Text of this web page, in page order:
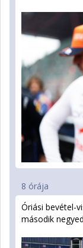
8 órája
Óriási bevétel-
második